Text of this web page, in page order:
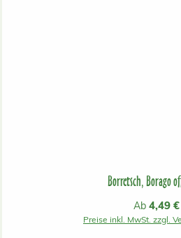
Borretsch, Borago
Regulärer
Ab 4,49 €
Preise inkl. MwSt. zzgl.